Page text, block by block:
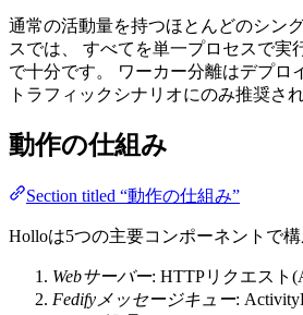
通常の活動量を持つほとんどのシン
スでは、 すべてを単一プロセスで実
で十分です。 ワーカー分離はデプロ
トラフィックシナリオにのみ推奨され
動作の仕組み
Section titled “動作の仕組み”
Holloは5つの主要コンポーネントで
Webサーバー: HTTPリクエスト
Fedifyメッセージキュー: